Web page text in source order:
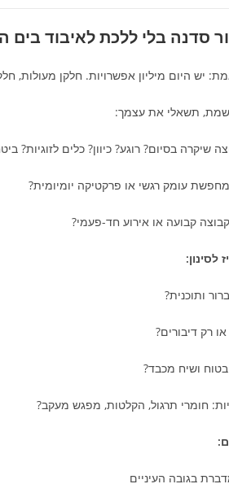
סדנה בלי ללכת לאיבוד בים
יש היום מיליון אפשרויות. חלקן מעולות,
תשאלי את עצמך:
שיקרה בסיום? רוגע? כיוון? כלים לזוגיות?
עומק רגשי או פרקטיקה יומיומית?
קבועה או אירוע חד-פעמי?
לסינון:
ותוכנית?
רק דיבורים?
ושיח מכבד?
חומרי תרגול, הקלטות, מפגש מעקב?
בגובה העיניים